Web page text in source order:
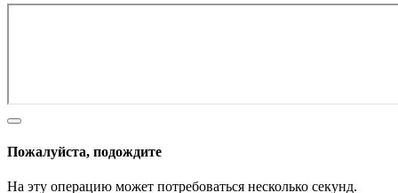
Пожалуйста, подождите
На эту операцию может потребоваться несколько секунд.